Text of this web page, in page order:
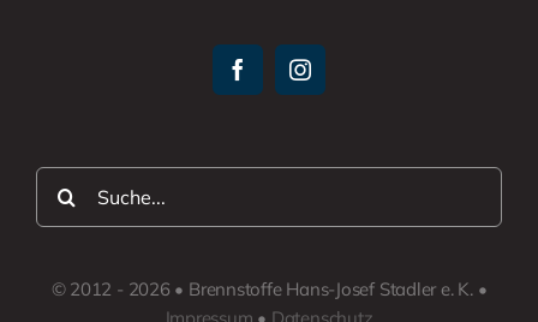
Suche
nach:
© 2012 - 2026 • Brennstoffe Hans-Josef Stadler e. K. •